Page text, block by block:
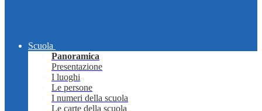
Scuola
Panoramica
Presentazione
I luoghi
Le persone
I numeri della scuola
Le carte della scuola